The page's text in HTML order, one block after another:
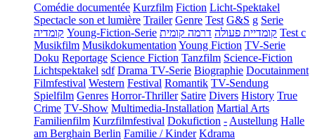
Comédie documentée Kurzfilm Fiction Licht-Spektakel
Spectacle son et lumière Trailer Genre Test G&S g Serie
קומדיה Young-Fiction-Serie קומדיית פעולה דרמה קומית
Test c
Musikfilm Musikdokumentation Young Fiction TV-Serie
Doku Reportage Science Fiction Tanzfilm Science-Fiction
Lichtspektakel sdf Drama TV-Serie Biographie Docutainment
Filmfestival Western Festival Romantik TV-Sendung
Spielfilm Genres Horror-Thriller Satire Divers History True
Crime TV-Show Multimedia-Installation Martial Arts
Familienfilm Kurzfilmfestival Dokufiction - Austellung Halle
am Berghain Berlin Familie / Kinder Kdrama